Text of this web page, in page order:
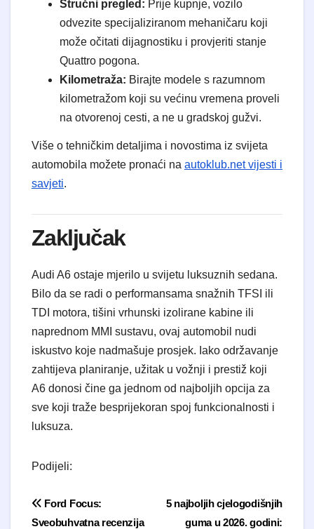
Stručni pregled: Prije kupnje, vozilo
odvezite specijaliziranom mehaničaru koji
može očitati dijagnostiku i provjeriti stanje
Quattro pogona.
Kilometraža: Birajte modele s razumnom
kilometražom koji su većinu vremena proveli
na otvorenoj cesti, a ne u gradskoj gužvi.
Više o tehničkim detaljima i novostima iz svijeta
automobila možete pronaći na autoklub.net vijesti i
savjeti.
Zaključak
Audi A6 ostaje mjerilo u svijetu luksuznih sedana.
Bilo da se radi o performansama snažnih TFSI ili
TDI motora, tišini vrhunski izolirane kabine ili
naprednom MMI sustavu, ovaj automobil nudi
iskustvo koje nadmašuje prosjek. Iako održavanje
zahtijeva planiranje, užitak u vožnji i prestiž koji
A6 donosi čine ga jednom od najboljih opcija za
sve koji traže besprijekoran spoj funkcionalnosti i
luksuza.
Podijeli:
Navigacija objava5 najboljih cjelogodišnjih
guma u 2026. godini:
Ford Focus:
Sveobuhvatna recenzija